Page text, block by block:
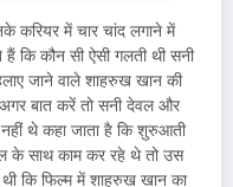
करियर में चार चांद लगाने में
कि कौन सी ऐसी गलती थी सनी
जाने वाले शाहरुख खान की
बात करें तो सनी देवल और
थे कहा जाता है कि शुरुआती
के साथ काम कर रहे थे तो उस
कि फिल्म में शाहरुख खान का